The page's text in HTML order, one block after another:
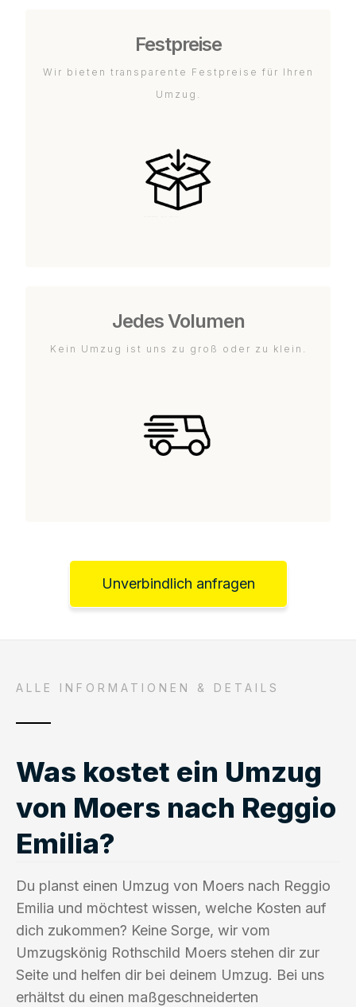
Festpreise
Wir bieten transparente Festpreise für Ihren
Umzug.
Jedes Volumen
Kein Umzug ist uns zu groß oder zu klein.
Unverbindlich anfragen
ALLE INFORMATIONEN & DETAILS
Was kostet ein Umzug
von Moers nach Reggio
Emilia?
Du planst einen Umzug von Moers nach Reggio
Emilia und möchtest wissen, welche Kosten auf
dich zukommen? Keine Sorge, wir vom
Umzugskönig Rothschild Moers stehen dir zur
Seite und helfen dir bei deinem Umzug. Bei uns
erhältst du einen maßgeschneiderten